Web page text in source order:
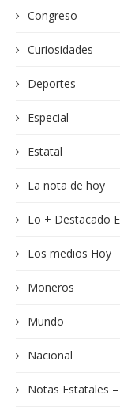
Congreso
Curiosidades
Deportes
Especial
Estatal
La nota de hoy
Lo + Destacado
Los medios Hoy
Moneros
Mundo
Nacional
Notas Estatales